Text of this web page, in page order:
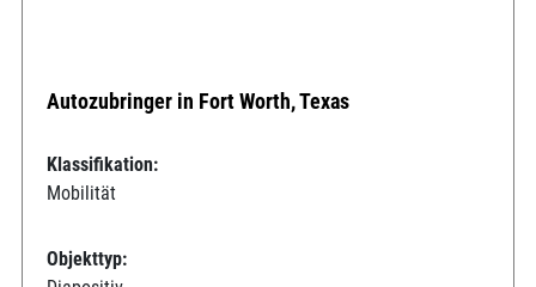
Autozubringer in Fort Worth, Texas
Klassifikation:
Mobilität
Objekttyp: